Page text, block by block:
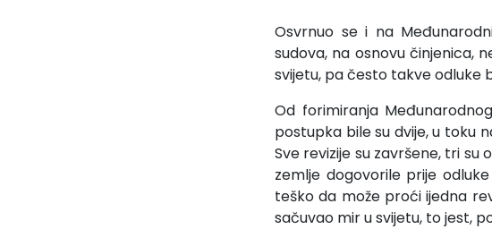
Osvrnuo se i na
sudova, na osnovu činjenica,
svijetu, pa često takve odluke
Od forimiranja
postupka bile su dvije, u toku
Sve revizije su završene, tri su
zemlje dogovorile prije
teško da može proći ijedna
sačuvao mir u svijetu, to jest,